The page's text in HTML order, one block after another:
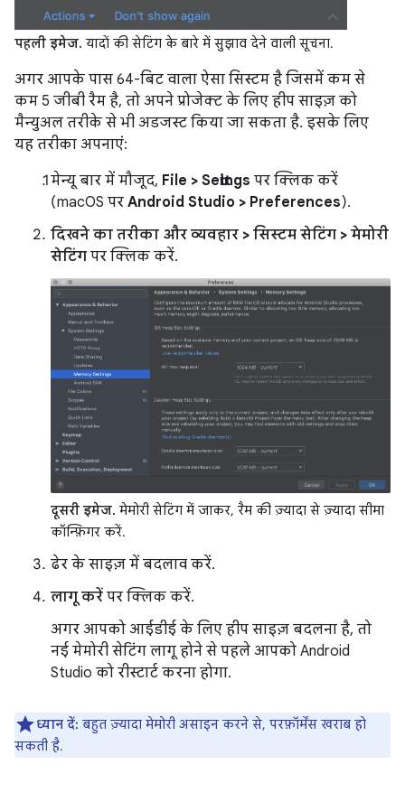
पहली इमेज. यादों की सेटिंग के बारे में सुझाव देने वाली सूचना.
अगर आपके पास 64-बिट वाला ऐसा सिस्टम है जिसमें कम से
कम 5 जीबी रैम है, तो अपने प्रोजेक्ट के लिए हीप साइज़ को
मैन्युअल तरीके से भी अडजस्ट किया जा सकता है. इसके लिए
यह तरीका अपनाएं:
मेन्यू बार में मौजूद, File > Settings पर क्लिक करें
(macOS पर Android Studio > Preferences).
दिखने का तरीका और व्यवहार > सिस्टम सेटिंग > मेमोरी
सेटिंग पर क्लिक करें.
दूसरी इमेज. मेमोरी सेटिंग में जाकर, रैम की ज़्यादा से ज़्यादा सीमा
कॉन्फ़िगर करें.
ढेर के साइज़ में बदलाव करें.
लागू करें पर क्लिक करें.
अगर आपको आईडीई के लिए हीप साइज़ बदलना है, तो
नई मेमोरी सेटिंग लागू होने से पहले आपको Android
Studio को रीस्टार्ट करना होगा.
ध्यान दें: बहुत ज़्यादा मेमोरी असाइन करने से, परफ़ॉर्मेंस खराब हो
सकती है.